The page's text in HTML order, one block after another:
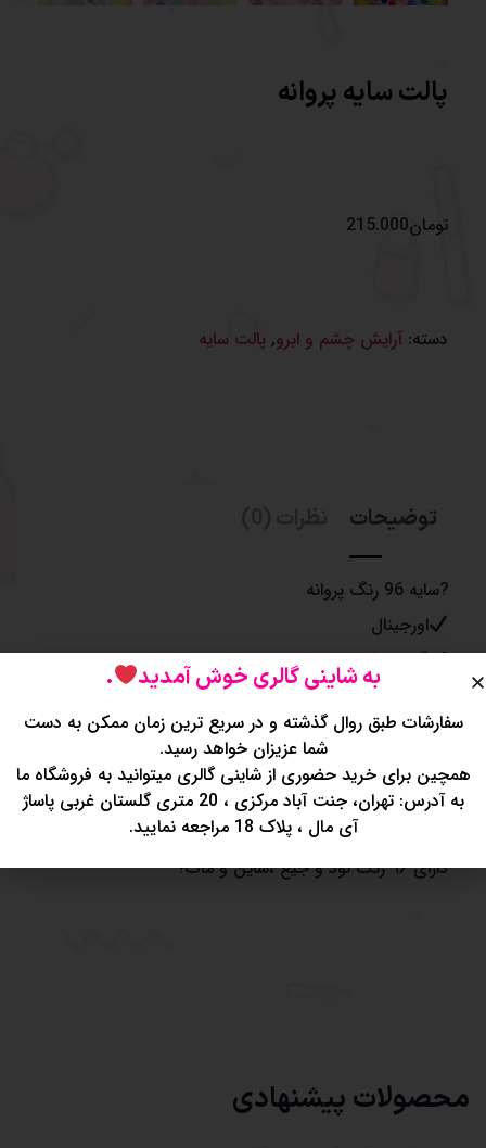
پالت سایه پروانه
تومان215.000
دسته: آرایش چشم و‌ ابرو, پالت سایه
توضیحات
?سایه 96 رنگ پروانه
اورجینال
?رنگهای ترکیبی خاص
?پیگمنت عالی
?کاور کشویی
بیاین ببینید چی آوردم؟!??‍
سایه به این خوشگلی?
پیگمنت فوق العاده و تضمینی??
دارای ۹۶ رنگ نود و جیغ ،شاین و مات?
محصولات پیشنهادی
به شاینی گالری خوش آمدید .
سفارشات طبق روال گذشته و در سریع ترین زمان ممکن به دست
شما عزیزان خواهد رسید.
همچین برای خرید حضوری از شاینی گالری میتوانید به فروشگاه ما
به آدرس: تهران، جنت آباد مرکزی ، 20 متری گلستان غربی پاساژ
آی مال ، پلاک 18 مراجعه نمایید.